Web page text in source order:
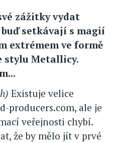
zážitky vydat
setkávají s magií
extrémem ve formě
stylu Metallicy.
Existuje velice
producers.com, ale je
veřejnosti chybí.
že by mělo jít v prvé